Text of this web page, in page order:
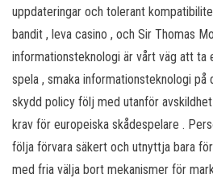
uppdateringar och tolerant
bandit , leva casino , och Sir Thomas
informationsteknologi är vårt väg att
spela , smaka informationsteknologi på
skydd policy följ med utanför
krav för europeiska skådespelare .
följa förvara säkert och utnyttja bara
med fria välja bort mekanismer för